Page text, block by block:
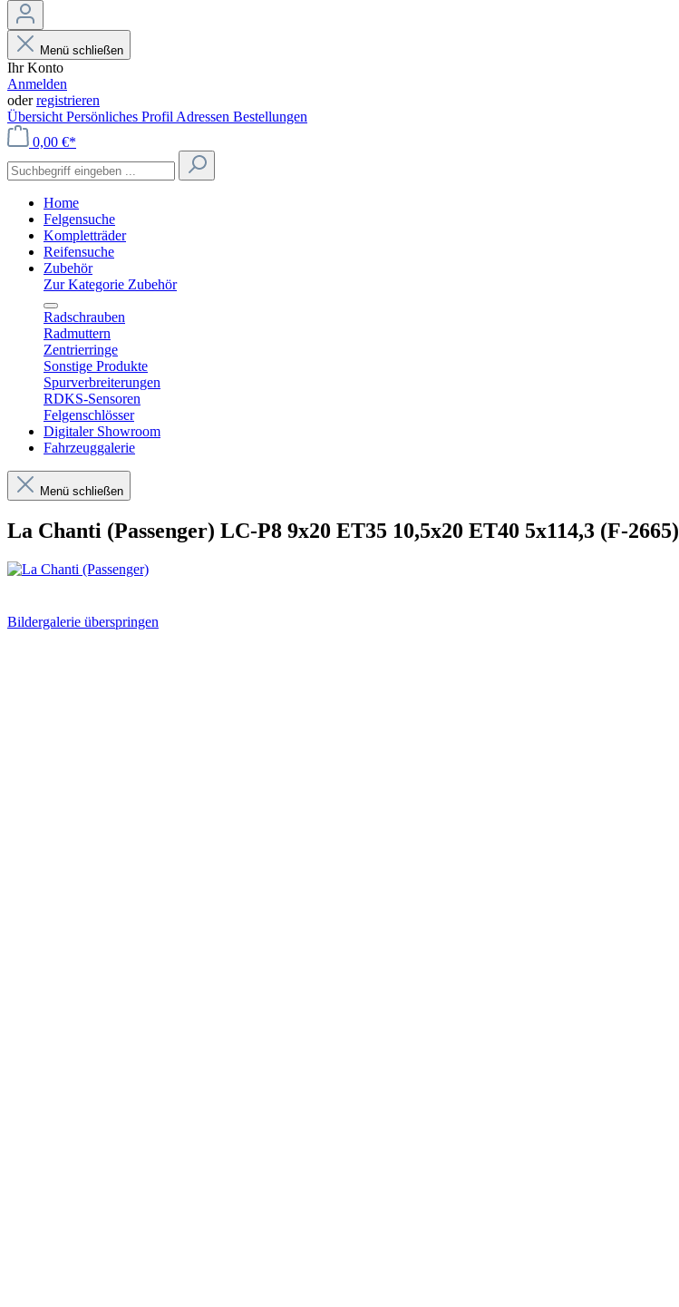
Menü schließen
Ihr Konto
Anmelden
oderregistrieren
Übersicht Persönliches Profil Adressen Bestellungen
0,00 €*
Home
Felgensuche
Kompletträder
Reifensuche
Zubehör
Zur Kategorie Zubehör
Radschrauben
Radmuttern
Zentrierringe
Sonstige Produkte
Spurverbreiterungen
RDKS-Sensoren
Felgenschlösser
Digitaler Showroom
Fahrzeuggalerie
Menü schließen
La Chanti (Passenger) LC-P8 9x20 ET35 10,5x20 ET40 5x114,3 (F-2665)
Bildergalerie überspringen